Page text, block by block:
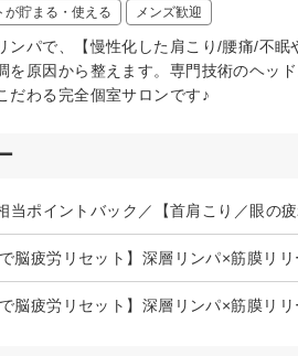
が貯まる・使える メンズ歓迎
ンパで、【慢性化した肩こり/腰痛/不
を原因から整えます。専門技術のヘッ
だわる完全個室サロンです♪
で脳疲労リセット】深層リンパ×筋膜リ
で脳疲労リセット】深層リンパ×筋膜リ